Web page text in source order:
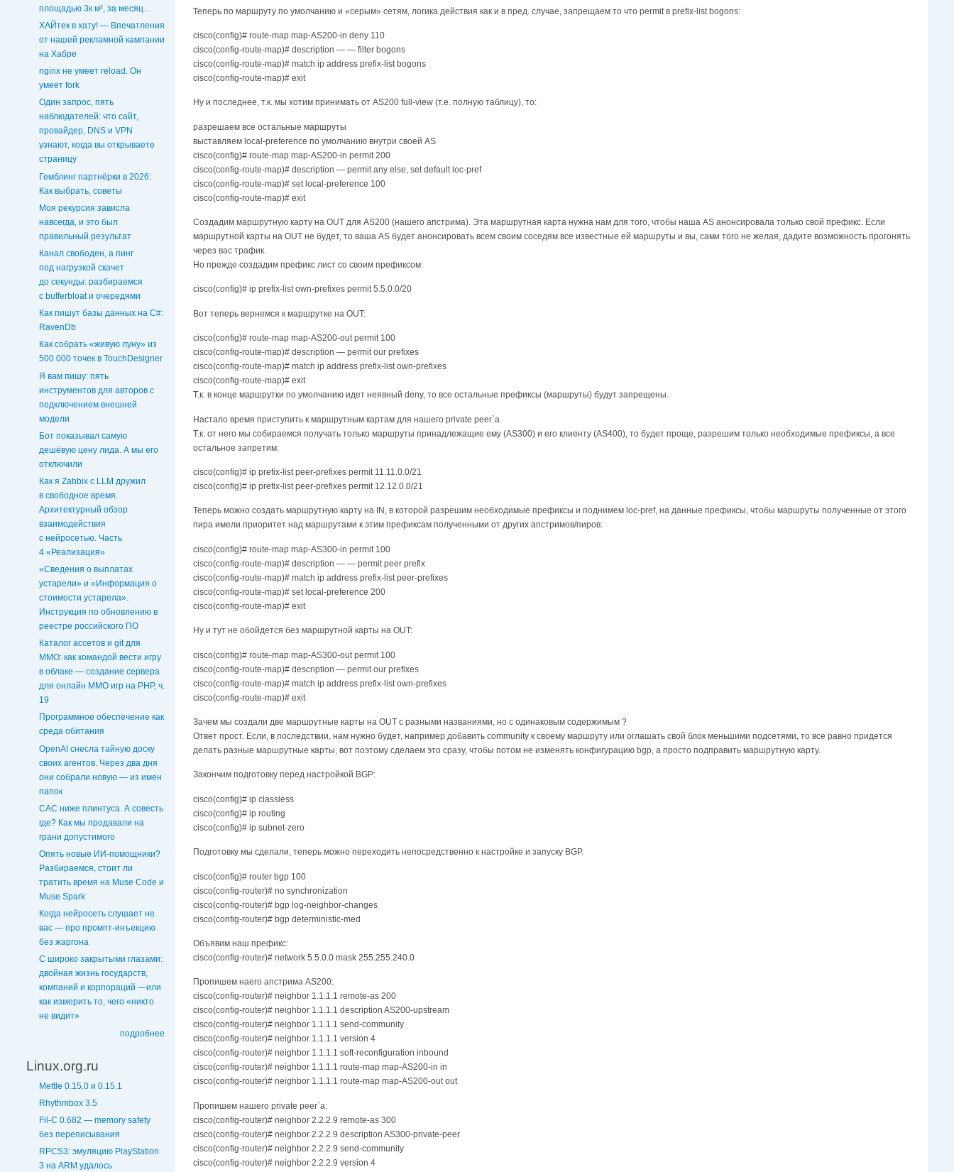
площадью 3к м², за месяц…
ХАЙтек в хату! — Впечатления
от нашей рекламной кампании
на Хабре
nginx не умеет reload. Он
умеет fork
Один запрос, пять
наблюдателей: что сайт,
провайдер, DNS и VPN
узнают, когда вы открываете
страницу
Гемблинг партнёрки в 2026:
Как выбрать, советы
Моя рекурсия зависла
навсегда, и это был
правильный результат
Канал свободен, а пинг
под нагрузкой скачет
до секунды: разбираемся
с bufferbloat и очередями
Как пишут базы данных на C#:
RavenDb
Как собрать «живую луну» из
500 000 точек в TouchDesigner
Я вам пишу: пять
инструментов для авторов с
подключением внешней
модели
Бот показывал самую
дешёвую цену лида. А мы его
отключили
Как я Zabbix с LLM дружил
в свободное время.
Архитектурный обзор
взаимодействия
с нейросетью. Часть
4 «Реализация»
«Сведения о выплатах
устарели» и «Информация о
стоимости устарела».
Инструкция по обновлению в
реестре российского ПО
Каталог ассетов и git для
MMO: как командой вести игру
в облаке — создание сервера
для онлайн ММО игр на PHP, ч.
19
Программное обеспечение как
среда обитания
OpenAI снесла тайную доску
своих агентов. Через два дня
они собрали новую — из имен
папок
CAC ниже плинтуса. А совесть
где? Как мы продавали на
грани допустимого
Опять новые ИИ-помощники?
Разбираемся, стоит ли
тратить время на Muse Code и
Muse Spark
Когда нейросеть слушает не
вас — про промпт-инъекцию
без жаргона
С широко закрытыми глазами:
двойная жизнь государств,
компаний и корпораций —или
как измерить то, чего «никто
не видит»
подробнее
Linux.org.ru
Mettle 0.15.0 и 0.15.1
Rhythmbox 3.5
Fil-C 0.682 — memory safety
без переписывания
RPCS3: эмуляцию PlayStation
3 на ARM удалось
Теперь по маршруту по умолчанию и «серым» сетям, логика действия как и в пред. случае, запрещаем то что permit в prefix-list bogons:
cisco(config)# route-map map-AS200-in deny 110
cisco(config-route-map)# description — — filter bogons
cisco(config-route-map)# match ip address prefix-list bogons
cisco(config-route-map)# exit
Ну и последнее, т.к. мы хотим принимать от AS200 full-view (т.е. полную таблицу), то:
разрешаем все остальные маршруты
выставляем local-preference по умолчанию внутри своей AS
cisco(config)# route-map map-AS200-in permit 200
cisco(config-route-map)# description — permit any else, set default loc-pref
cisco(config-route-map)# set local-preference 100
cisco(config-route-map)# exit
Создадим маршрутную карту на OUT для AS200 (нашего апстрима). Эта маршрутная карта нужна нам для того, чтобы наша AS анонсировала только свой префикс. Если
маршрутной карты на OUT не будет, то ваша AS будет анонсировать всем своим соседям все известные ей маршруты и вы, сами того не желая, дадите возможность прогонять
через вас трафик.
Но прежде создадим префикс лист со своим префиксом:
cisco(config)# ip prefix-list own-prefixes permit 5.5.0.0/20
Вот теперь вернемся к маршрутке на OUT:
cisco(config)# route-map map-AS200-out permit 100
cisco(config-route-map)# description — permit our prefixes
cisco(config-route-map)# match ip address prefix-list own-prefixes
cisco(config-route-map)# exit
Т.к. в конце маршрутки по умолчанию идет неявный deny, то все остальные префиксы (маршруты) будут запрещены.
Настало время приступить к маршрутным картам для нашего private peer`а.
Т.к. от него мы собираемся получать только маршруты принадлежащие ему (AS300) и его клиенту (AS400), то будет проще, разрешим только необходимые префиксы, а все
остальное запретим:
cisco(config)# ip prefix-list peer-prefixes permit 11.11.0.0/21
cisco(config)# ip prefix-list peer-prefixes permit 12.12.0.0/21
Теперь можно создать маршрутную карту на IN, в которой разрешим необходимые префиксы и поднимем loc-pref, на данные префиксы, чтобы маршруты полученные от этого
пира имели приоритет над маршрутами к этим префиксам полученными от других апстримов/пиров:
cisco(config)# route-map map-AS300-in permit 100
cisco(config-route-map)# description — — permit peer prefix
cisco(config-route-map)# match ip address prefix-list peer-prefixes
cisco(config-route-map)# set local-preference 200
cisco(config-route-map)# exit
Ну и тут не обойдется без маршрутной карты на OUT:
cisco(config)# route-map map-AS300-out permit 100
cisco(config-route-map)# description — permit our prefixes
cisco(config-route-map)# match ip address prefix-list own-prefixes
cisco(config-route-map)# exit
Зачем мы создали две маршрутные карты на OUT с разными названиями, но с одинаковым содержимым ?
Ответ прост. Если, в последствии, нам нужно будет, например добавить community к своему маршруту или оглашать свой блок меньшими подсетями, то все равно придется
делать разные маршрутные карты, вот поэтому сделаем это сразу, чтобы потом не изменять конфигурацию bgp, а просто подправить маршрутную карту.
Закончим подготовку перед настройкой BGP:
cisco(config)# ip classless
cisco(config)# ip routing
cisco(config)# ip subnet-zero
Подготовку мы сделали, теперь можно переходить непосредственно к настройке и запуску BGP.
cisco(config)# router bgp 100
cisco(config-router)# no synchronization
cisco(config-router)# bgp log-neighbor-changes
cisco(config-router)# bgp deterministic-med
Объявим наш префикс:
cisco(config-router)# network 5.5.0.0 mask 255.255.240.0
Пропишем наего апстрима AS200:
cisco(config-router)# neighbor 1.1.1.1 remote-as 200
cisco(config-router)# neighbor 1.1.1.1 description AS200-upstream
cisco(config-router)# neighbor 1.1.1.1 send-community
cisco(config-router)# neighbor 1.1.1.1 version 4
cisco(config-router)# neighbor 1.1.1.1 soft-reconfiguration inbound
cisco(config-router)# neighbor 1.1.1.1 route-map map-AS200-in in
cisco(config-router)# neighbor 1.1.1.1 route-map map-AS200-out out
Пропишем нашего private peer`а:
cisco(config-router)# neighbor 2.2.2.9 remote-as 300
cisco(config-router)# neighbor 2.2.2.9 description AS300-private-peer
cisco(config-router)# neighbor 2.2.2.9 send-community
cisco(config-router)# neighbor 2.2.2.9 version 4